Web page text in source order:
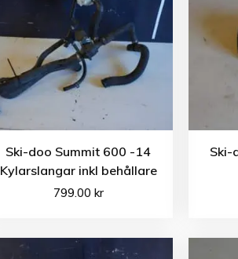
Ski-doo Summit 600 -14
Kylarslangar inkl behållare
799.00 kr
Ski-